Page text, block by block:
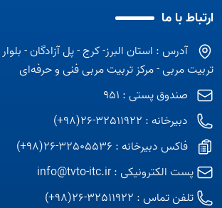
ارتباط با ما
آدرس : استان البرز- کرج - پل آزادگان -
تربیت مربی - مرکز تربیت مربی فنی و حرفه‌ای
صندوق پستی : 951
دبیرخانه : 32511922-26(98+)
فاکس دبیرخانه : 32505536-26(98+)
پست الکترونیکی :info@tvto-itc.ir
تلفن تماس : 32511922-26(98+)